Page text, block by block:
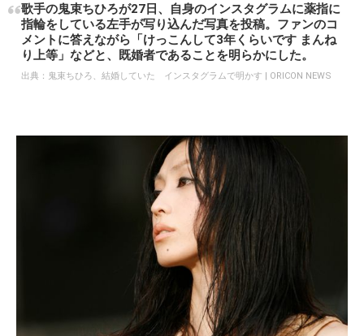
歌手の鬼束ちひろが27日、自身のインスタグラムに薬指に
指輪をしている左手が写り込んだ写真を投稿。ファンのコ
メントに答えながら「けっこんして3年くらいです まんね
り上等」などと、既婚者であることを明らかにした。
出典： 鬼束ちひろ、結婚していた インスタグラムで明かす | ORICON NEWS